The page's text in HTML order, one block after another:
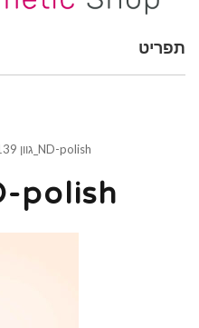
Toggle
תפריט
גוון 139 027_ND-polish
polish